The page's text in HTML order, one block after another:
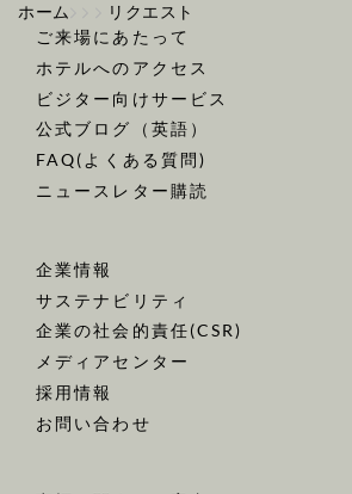
ホーム
リクエスト
ご来場にあたって
ホテルへのアクセス
ビジター向けサービス
公式ブログ（英語）
FAQ(よくある質問)
ニュースレター購読
企業情報
サステナビリティ
企業の社会的責任(CSR)
メディアセンター
採用情報
お問い合わせ